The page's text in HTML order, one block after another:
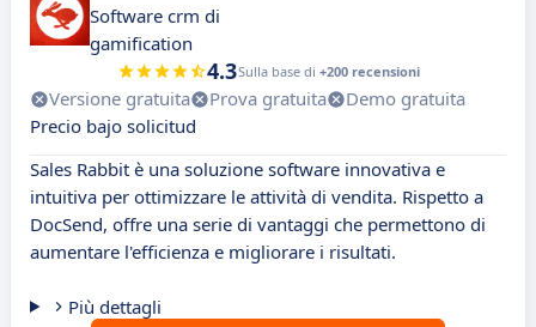
Software crm di
gamification
4.3Sulla base di +200 recensioni
Versione gratuita Prova gratuita
Demo gratuita
Precio bajo solicitud
Sales Rabbit è una soluzione software innovativa e
intuitiva per ottimizzare le attività di vendita. Rispetto a
DocSend, offre una serie di vantaggi che permettono di
aumentare l'efficienza e migliorare i risultati.
Più dettagli